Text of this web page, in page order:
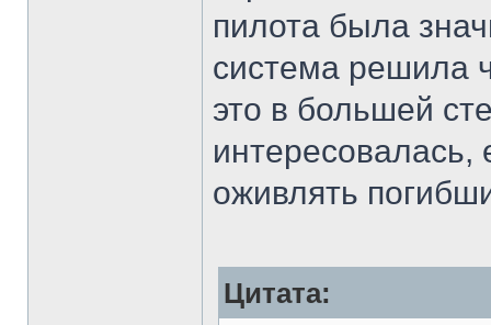
пилота была
система решила
это в большей
интересовалась,
оживлять
Цитата: